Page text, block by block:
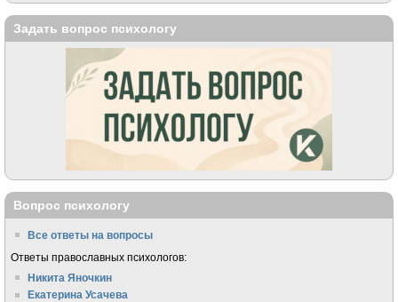
Задать вопрос психологу
Вопрос психологу
Все ответы на вопросы
Ответы православных психологов:
Никита Яночкин
Екатерина Усачева